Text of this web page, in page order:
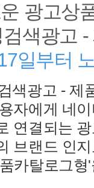
광고상
색광고
일부터
색광고 - 제
자에게 네
연결되는
브랜드 인
카탈로그